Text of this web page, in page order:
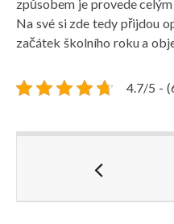
způsobem je provede
Na své si zde tedy přijdou
začátek školního roku a
4.7/5 -